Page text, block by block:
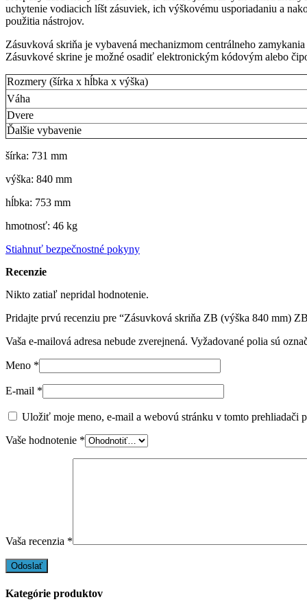
uchytenie vodiacich líšt zásuviek, ich výškovému usporiadaniu a
použitia nástrojov.
Zásuvková skriňa je vybavená mechanizmom centrálneho
Zásuvkové skrine je možné osadiť elektronickým kódovým alebo
Rozmery (šírka x hĺbka x výška)
Váha
Dvere
Ďalšie vybavenie
šírka: 731 mm
výška: 840 mm
hĺbka: 753 mm
hmotnosť: 46 kg
Stiahnuť bezpečnostné pokyny
Recenzie
Nikto zatiaľ nepridal hodnotenie.
Pridajte prvú recenziu pre “Zásuvková skriňa ZB (výška 840 mm)
Vaša e-mailová adresa nebude zverejnená. Vyžadované polia sú
Meno *
E-mail *
Uložiť moje meno, e-mail a webovú stránku v tomto prehliadači
Vaše hodnotenie *
Vaša recenzia *
Kategórie produktov